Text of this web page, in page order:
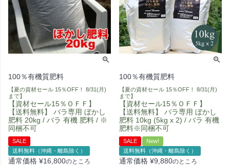
100％有機質肥料
【夏の資材セール 15％OFF！ 8/31(月)
まで】
【資材セール15％ＯＦＦ】
【送料無料】 バラ専用 ぼかし
肥料 20kg / バラ 有機 肥料 / ※
同梱不可
SALE
送料無料（沖縄・離島除く）
通常価格 ¥16,800のところ
100％有機質肥料
【夏の資材セール 15％OFF！ 8/31(月)
まで】
【資材セール15％ＯＦＦ】
【送料無料】 バラ専用 ぼかし
肥料 10kg (5kg x 2) / バラ 有機
肥料※同梱不可
SALE
New!
送料無料（沖縄・離島除く）
通常価格 ¥9,880のところ